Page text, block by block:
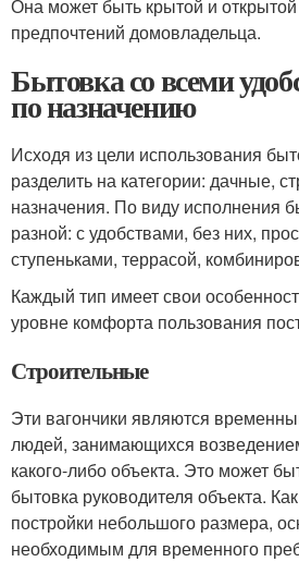
Она может быть крытой и открытой
предпочтений домовладельца.
Бытовка со всеми
по назначению
Исходя из цели использования
разделить на категории: дачные,
назначения. По виду исполнения
разной: с удобствами, без них,
ступеньками, террасой,
Каждый тип имеет свои
уровне комфорта пользования
Строительные
Эти вагончики являются
людей, занимающихся
какого-либо объекта. Это может
бытовка руководителя объекта.
постройки небольшого размера,
необходимым для временного